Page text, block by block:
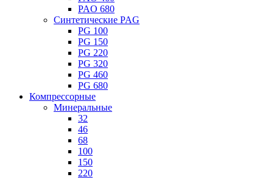
PAO 680
Синтетические PAG
PG 100
PG 150
PG 220
PG 320
PG 460
PG 680
Компрессорные
Минеральные
32
46
68
100
150
220